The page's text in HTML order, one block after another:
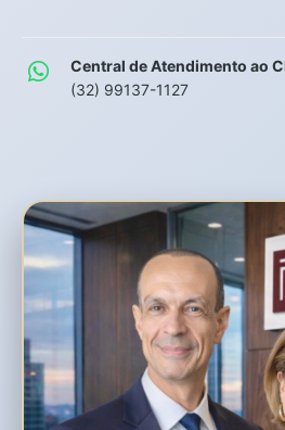
Central de Atendimento ao
(32) 99137-1127